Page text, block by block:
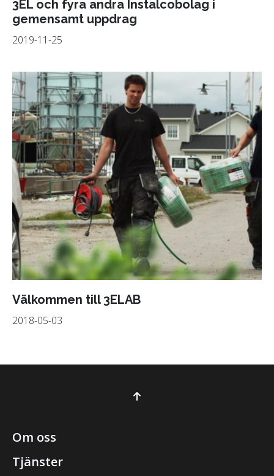
3EL och fyra andra Instalcobolag i
gemensamt uppdrag
2019-11-25
Välkommen till 3ELAB
2018-05-03
Om oss
Tjänster